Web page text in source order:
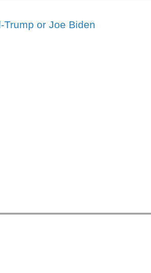
or Joe Biden